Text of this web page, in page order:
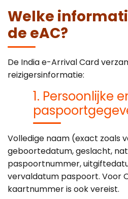
Welke
de eAC?
De India e-Arrival Card
reizigersinformatie:
1. Persoonlijke
Volledige naam (exact zoals
geboortedatum, geslacht,
paspoortnummer,
vervaldatum paspoort. Voor
kaartnummer is ook vereist.